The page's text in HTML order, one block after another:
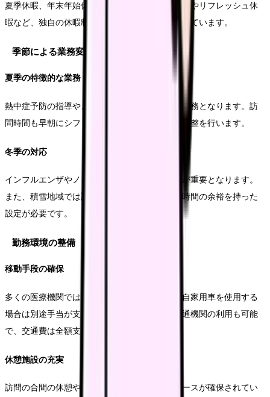
夏季休暇、年末年始休暇に加え、バースデー休暇やリフレッシュ休
暇など、独自の休暇制度を設ける医療機関も増えています。
季節による業務変化
夏季の特徴的な業務
熱中症予防の指導や、体温管理の支援が重要な業務となります。訪
問時間も早朝にシフトするなど、季節に応じた調整を行います。
冬季の対応
インフルエンザやノロウイルス等の感染症対策が重要となります。
また、積雪地域では訪問ルートの変更や、訪問時間の余裕を持った
設定が必要です。
勤務環境の整備
移動手段の確保
多くの医療機関では社用車が用意されており、自家用車を使用する
場合は別途手当が支給されます。また、公共交通機関の利用も可能
で、交通費は全額支給されるのが一般的です。
休憩施設の充実
訪問の合間の休憩や記録作業のための専用スペースが確保されてい